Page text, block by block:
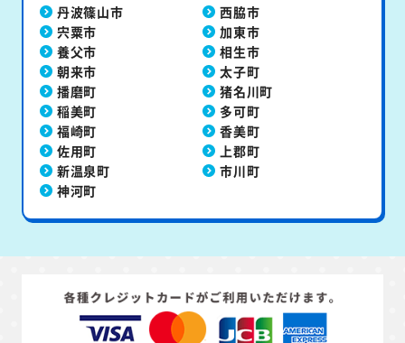
丹波篠山市
西脇市
宍粟市
加東市
養父市
相生市
朝来市
太子町
播磨町
猪名川町
稲美町
多可町
福崎町
香美町
佐用町
上郡町
新温泉町
市川町
神河町